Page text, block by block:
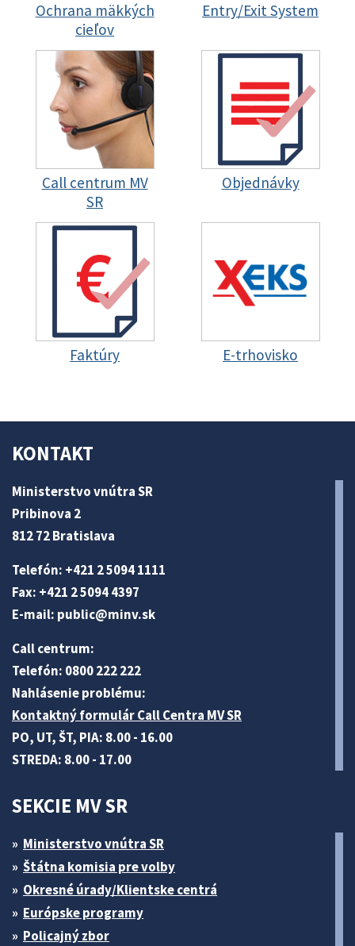
Ochrana mäkkých
cieľov
Entry/Exit System
Call centrum MV
SR
Objednávky
Faktúry E-trhovisko
KONTAKT
Ministerstvo vnútra SR
Pribinova 2
812 72 Bratislava
Telefón: +421 2 5094 1111
Fax: +421 2 5094 4397
E-mail: public@minv.sk
Call centrum:
Telefón: 0800 222 222
Nahlásenie problému:
Kontaktný formulár Call Centra MV SR
PO, UT, ŠT, PIA: 8.00 - 16.00
STREDA: 8.00 - 17.00
SEKCIE MV SR
Ministerstvo vnútra SR
Štátna komisia pre volby
Okresné úrady/Klientske centrá
Európske programy
Policajný zbor